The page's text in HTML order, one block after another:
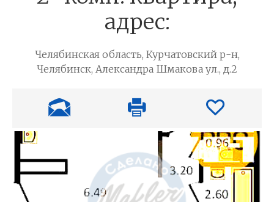
адрес:
Челябинская область, Курчатовский р-н,
Челябинск, Александра Шмакова ул., д.2